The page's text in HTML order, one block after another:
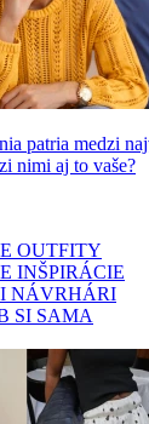
patria medzi
nimi aj to vaše?
OUTFITY
INŠPIRÁCIE
NÁVRHÁRI
SI SAMA